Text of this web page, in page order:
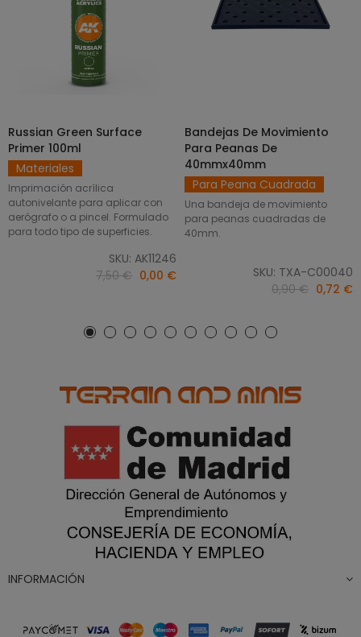
AÑADIR AL CARRITO
Russian Green Surface
Primer 100ml
Materiales
Imprimación acrílica
autonivelante para aplicar con
aerógrafo o a pincel. Formulado
para todo tipo de superficies.
SKU: AK11246
7,50 € 0,00 €
SELECCIONAR OPCIONES
Bandejas De Movimiento
Para Peanas De
40mmx40mm
Para Peana Cuadrada
Una bandeja de movimiento
para peanas cuadradas de
40mm.
SKU: TXA-C00040
0,90 € 0,72 €
INFORMACIÓN